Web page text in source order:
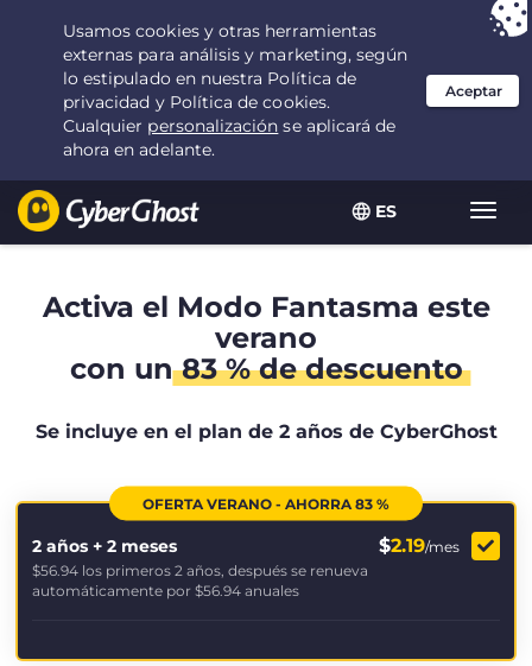
ES
Tu elección: la mejor ofertadurante 2.1666666666667 años por $
2.19
/mes
Activa el Modo Fantasma este
verano
con un83 % de descuento
Se incluye en el plan de 2 años de CyberGhost
OFERTA VERANO - AHORRA 83 %
2 años + 2 meses $2.19/mes
$56.94 los primeros 2 años, después se renueva
automáticamente por $56.94 anuales